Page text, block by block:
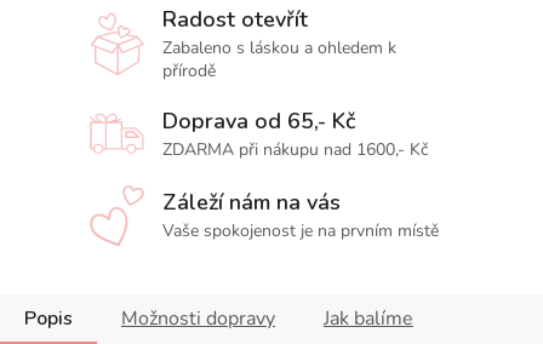
Radost otevřít
Zabaleno s láskou a ohledem k
přírodě
Doprava od 65,- Kč
ZDARMA při nákupu nad 1600,- Kč
Záleží nám na vás
Vaše spokojenost je na prvním místě
Popis Možnosti dopravy
Jak balíme